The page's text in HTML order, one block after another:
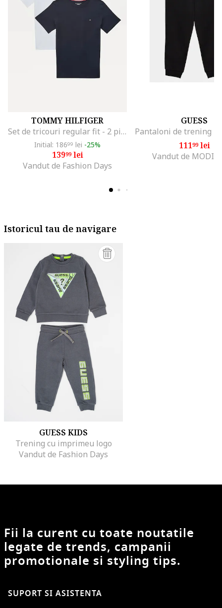
TOMMY HILFIGER
Set de tricouri regular fit - 2 piese, Alb/Albastru inchis
Initial: 18699 lei -25%
13999lei
Vandut de Fashion Days
GUESS
11199lei
Vandut de
Istoricul tau de navigare
GUESS KIDS
Trening cu imprimeu logo
Vandut de Fashion Days
Fii la curent cu toate noutatile
legate de trends, campanii
promotionale si styling tips.
SUPORT SI ASISTENTA